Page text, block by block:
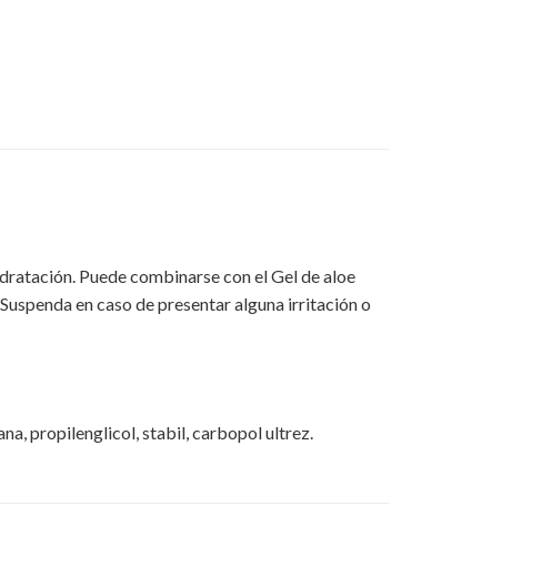
Puede combinarse con el Gel de aloe
en caso de presentar alguna irritación o
propilenglicol, stabil, carbopol ultrez.